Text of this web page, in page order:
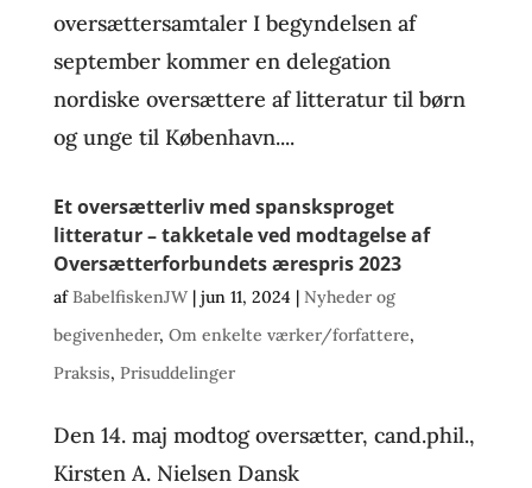
oversættersamtaler I begyndelsen af
september kommer en delegation
nordiske oversættere af litteratur til børn
og unge til København....
Et oversætterliv med spansksproget
litteratur – takketale ved modtagelse af
Oversætterforbundets ærespris 2023
afBabelfiskenJW| jun 11, 2024 | Nyheder og
begivenheder, Om enkelte værker/forfattere,
Praksis, Prisuddelinger
Den 14. maj modtog oversætter, cand.phil.,
Kirsten A. Nielsen Dansk